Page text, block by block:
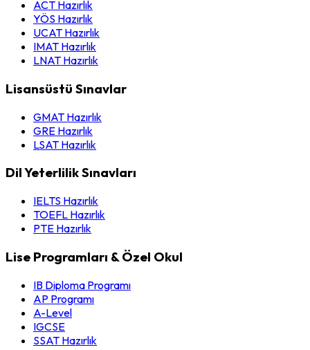
ACT Hazırlık
YÖS Hazırlık
UCAT Hazırlık
IMAT Hazırlık
LNAT Hazırlık
Lisansüstü Sınavlar
GMAT Hazırlık
GRE Hazırlık
LSAT Hazırlık
Dil Yeterlilik Sınavları
IELTS Hazırlık
TOEFL Hazırlık
PTE Hazırlık
Lise Programları & Özel Okul
IB Diploma Programı
AP Programı
A-Level
IGCSE
SSAT Hazırlık